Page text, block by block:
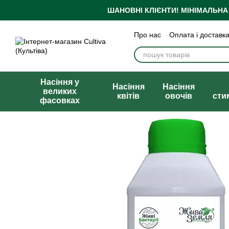
Перейти до основного контентуШАНОВНІ КЛІЄНТИ!
Про нас
Оплата і доставка
Бренди
Блог
Публічна оферта
Насіння у
великих
фасовках
Насіння
квітів
Насіння
овочів